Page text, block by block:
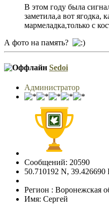
В этом году была
заметила,а вот ягодка,
мармеладка,только с
А фото на память?
Sedoi
Администратор
Сообщений: 20590
50.710192 N,
Регион : Воронежская
Имя: Сергей